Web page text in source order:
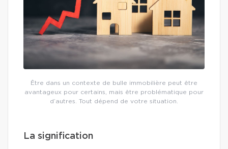
Être dans un contexte de bulle immobilière peut être
avantageux pour certains, mais être problématique pour
d’autres. Tout dépend de votre situation.
La signification